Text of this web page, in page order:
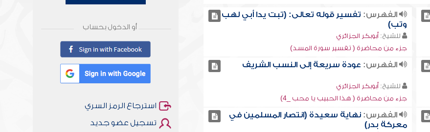
الفهرس: تفسير قوله تعالى: (تبت يدا أبي لهب
وتب)
للشيخ: أبوبكر الجزائري
جزء من محاضرة ( تفسير سورة المسد)
الفهرس: عودة سريعة إلى النسب الشريف
للشيخ: أبوبكر الجزائري
جزء من محاضرة ( هذا الحبيب يا محب _4)
الفهرس: نهاية سعيدة (انتصار المسلمين في
معركة بدر)
أو الدخول بحساب
استرجاع الرمز السري
تسجيل عضو جديد